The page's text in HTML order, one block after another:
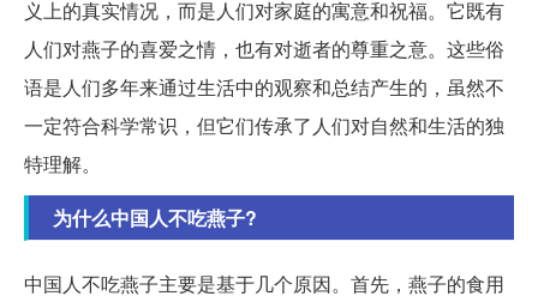
义上的真实情况，而是人们对家庭的寓意和祝福。它既有
人们对燕子的喜爱之情，也有对逝者的尊重之意。这些俗
语是人们多年来通过生活中的观察和总结产生的，虽然不
一定符合科学常识，但它们传承了人们对自然和生活的独
特理解。
为什么中国人不吃燕子?
中国人不吃燕子主要是基于几个原因。首先，燕子的食用